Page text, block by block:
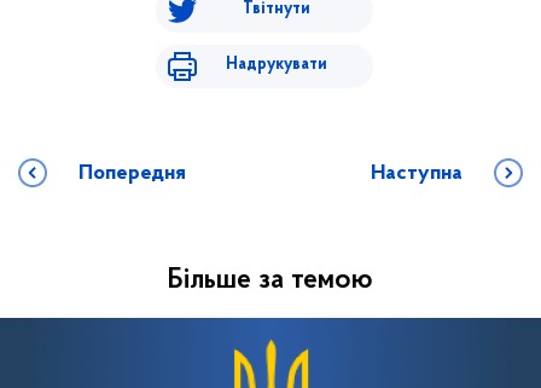
Твітнути
Надрукувати
Попередня Наступна
Більше за темою